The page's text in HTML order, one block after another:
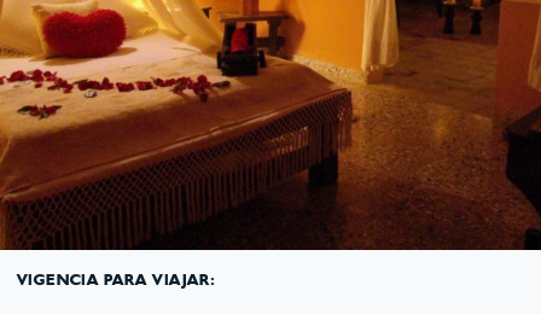
VIGENCIA PARA VIAJAR: